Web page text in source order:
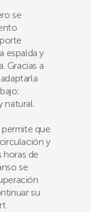
se
espalda y
Gracias a
natural.
que
y
horas de
se
su